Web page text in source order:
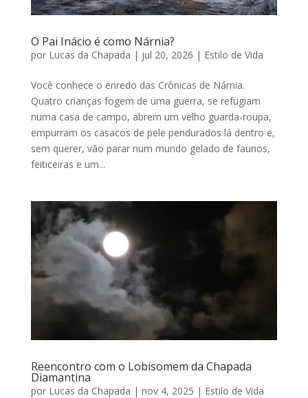
O Pai Inácio é como Nárnia?
por Lucas da Chapada | jul 20, 2026 | Estilo de Vida
Você conhece o enredo das Crônicas de Nárnia.
Quatro crianças fogem de uma guerra, se refugiam
numa casa de campo, abrem um velho guarda-roupa,
empurram os casacos de pele pendurados lá dentro e,
sem querer, vão parar num mundo gelado de faunos,
feiticeiras e um...
Reencontro com o Lobisomem da Chapada
Diamantina
por Lucas da Chapada | nov 4, 2025 | Estilo de Vida